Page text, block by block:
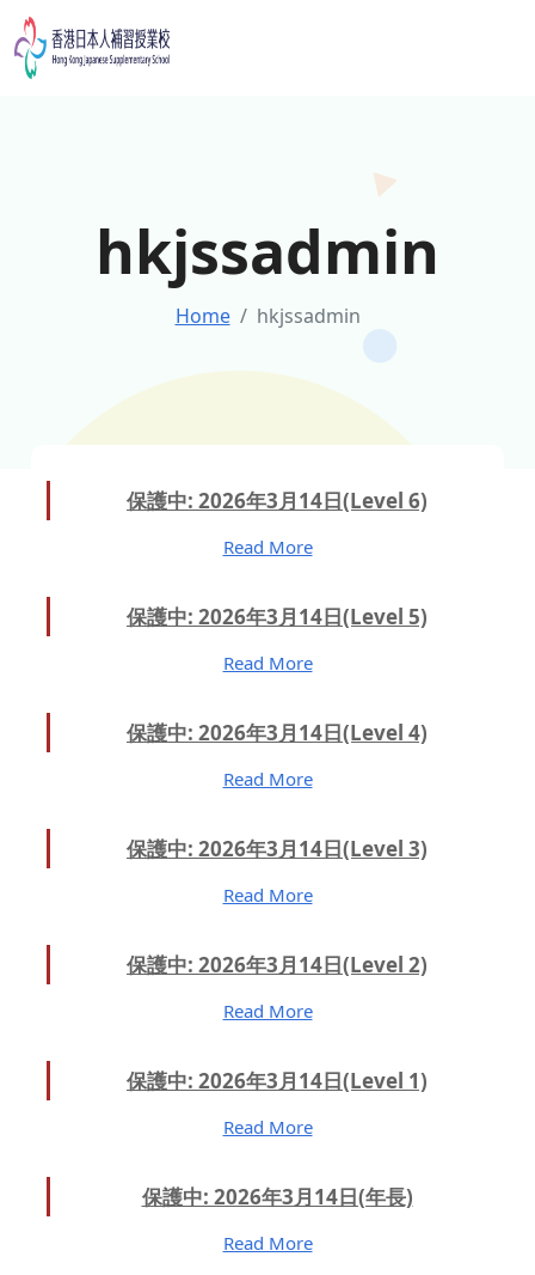
Skip
to
content
hkjssadmin
Home hkjssadmin
保護中: 2026年3月14日(Level 6)
Read More
保護中: 2026年3月14日(Level 5)
Read More
保護中: 2026年3月14日(Level 4)
Read More
保護中: 2026年3月14日(Level 3)
Read More
保護中: 2026年3月14日(Level 2)
Read More
保護中: 2026年3月14日(Level 1)
Read More
保護中: 2026年3月14日(年長)
Read More